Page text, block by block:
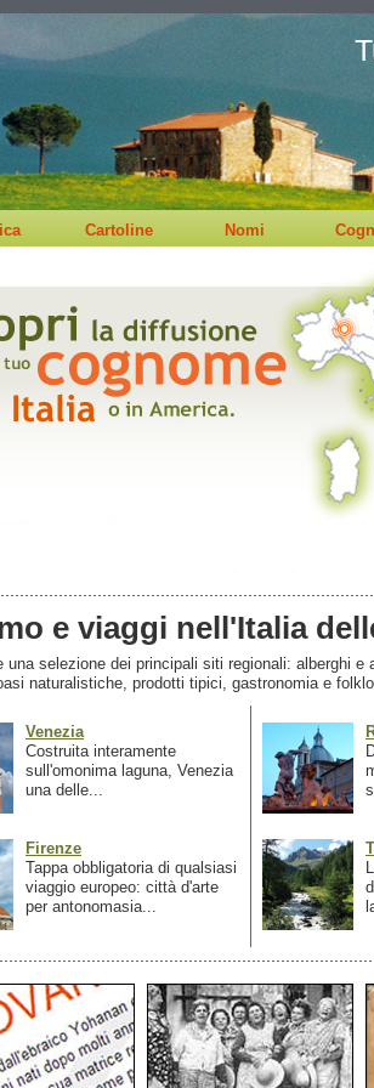
Cartoline Nomi
e viaggi nell'Italia
una selezione dei principali siti regionali: alberghi
naturalistiche, prodotti tipici, gastronomia e
Venezia
Costruita interamente
sull'omonima laguna, Venezia
una delle...
Firenze
Tappa obbligatoria di qualsiasi
viaggio europeo: città d'arte
per antonomasia...